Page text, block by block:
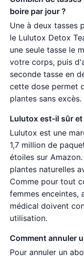
boire par jour ?
Une à deux tasses
le Lulutox Detox
une seule tasse le
votre corps, puis
seconde tasse en
cette dose permet
plantes sans excès.
Lulutox est-il sûr et
Lulutox est une
1,7 million de
étoiles sur
plantes naturelles
Comme pour tout
femmes enceintes,
médical doivent
utilisation.
Comment annuler
Pour annuler un